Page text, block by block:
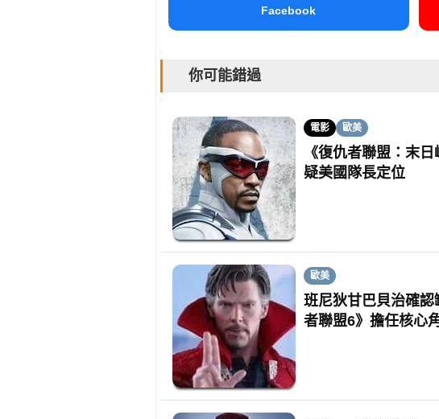
Facebook
你可能錯過
電影 歐美
《復仇者聯盟：末
疑美國隊長定位
歐美
班尼狄甘巴貝治確
者聯盟6》擔任核心